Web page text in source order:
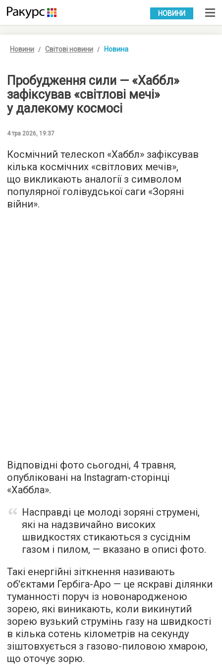
УКР РУС
НОВИНИ
Новини Світові новини Новина
Пробудження сили — «Хаббл»
зафіксував «світлові мечі»
у далекому космосі
4 тра 2026, 19:37
Космічний телескоп «Хаббл» зафіксував
кілька космічних «світлових мечів»,
що викликають аналогії з символом
популярної голівудської саги «Зоряні
війни».
Відповідні фото сьогодні, 4 травня,
опубліковані на Instagram-сторінці
«Хаббла».
Насправді це молоді зоряні струмені,
які на надзвичайно високих
швидкостях стикаються з сусіднім
газом і пилом, — вказано в описі фото.
Такі енергійні зіткнення називають
об'єктами Гербіга-Аро — це яскраві ділянки
туманності поруч із новонародженою
зорею, які виникають, коли викинутий
зорею вузький струмінь газу на швидкості
в кілька сотень кілометрів на секунду
зіштовхується з газово-пиловою хмарою,
що оточує зорю.